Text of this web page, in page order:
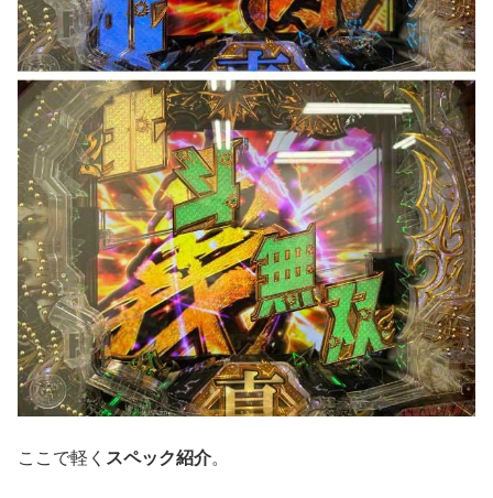
ここで軽く スペック紹介。